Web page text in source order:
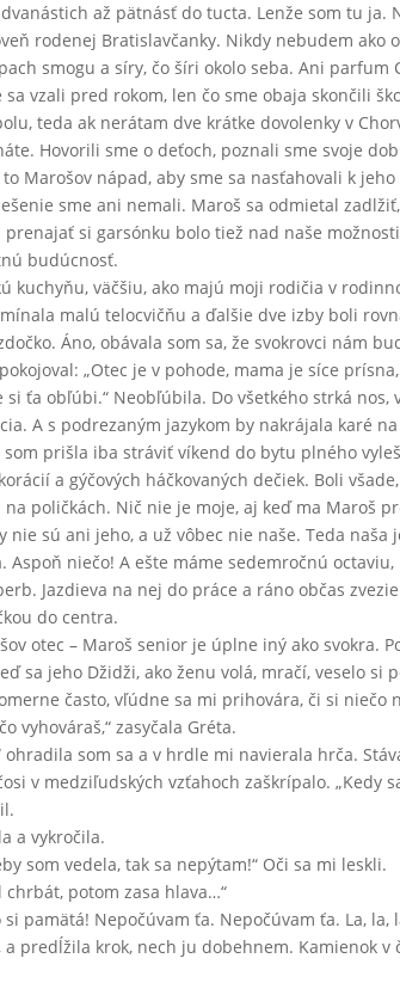
až pätnásť do tucta. Lenže som tu ja.
rodenej Bratislavčanky. Nikdy nebudem ako
smogu a síry, čo šíri okolo seba. Ani parfum
sa vzali pred rokom, len čo sme obaja skončili
teda ak nerátam dve krátke dovolenky v
Hovorili sme o deťoch, poznali sme svoje
to Marošov nápad, aby sme sa nasťahovali k
sme ani nemali. Maroš sa odmietal
si garsónku bolo tiež nad naše
budúcnosť.
kuchyňu, väčšiu, ako majú moji rodičia v
malú telocvičňu a ďalšie dve izby boli
Áno, obávala som sa, že svokrovci nám
„Otec je v pohode, mama je síce
si ťa obľúbi.“ Neobľúbila. Do všetkého strká
A s podrezaným jazykom by nakrájala karé
som prišla iba stráviť víkend do bytu plného
a gýčových háčkovaných dečiek. Boli
poličkách. Nič nie je moje, aj keď ma Maroš
nie sú ani jeho, a už vôbec nie naše. Teda
Aspoň niečo! A ešte máme sedemročnú
Jazdieva na nej do práce a ráno občas
do centra.
otec – Maroš senior je úplne iný ako svokra.
sa jeho Džidži, ako ženu volá, mračí, veselo si
často, vľúdne sa mi prihovára, či si niečo
vyhováraš,“ zasyčala Gréta.
ohradila som sa a v hrdle mi navierala hrča.
v medziľudských vzťahoch zaškrípalo. „Kedy
a vykročila.
som vedela, tak sa nepýtam!“ Oči sa mi leskli.
potom zasa hlava…“
si pamätá! Nepočúvam ťa. Nepočúvam ťa. La,
a predĺžila krok, nech ju dobehnem. Kamienok